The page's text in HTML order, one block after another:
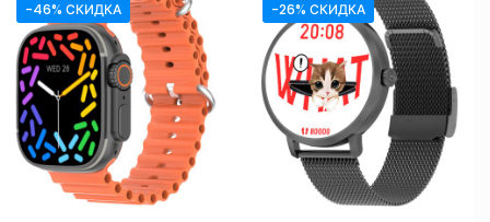
-46% СКИДКА -26% СКИДКА